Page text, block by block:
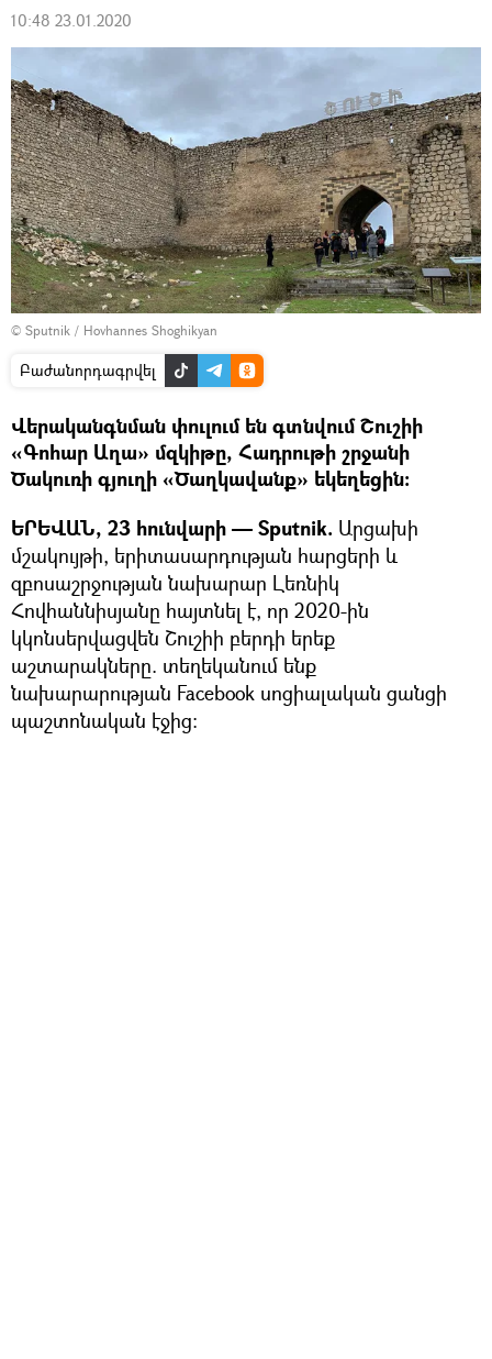
10:48 23.01.2020
© Sputnik / Hovhannes Shoghikyan
Բաժանորդագրվել
Վերականգնման փուլում են գտնվում Շուշիի
«Գոհար Աղա» մզկիթը, Հադրութի շրջանի
Ծակուռի գյուղի «Ծաղկավանք» եկեղեցին։
ԵՐԵՎԱՆ, 23 հունվարի — Sputnik. Արցախի
մշակույթի, երիտասարդության հարցերի և
զբոսաշրջության նախարար Լեռնիկ
Հովհաննիսյանը հայտնել է, որ 2020-ին
կկոնսերվացվեն Շուշիի բերդի երեք
աշտարակները. տեղեկանում ենք
նախարարության Facebook սոցիալական ցանցի
պաշտոնական էջից։